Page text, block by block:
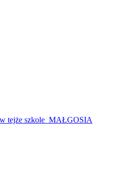
w tejże szkole MAŁGOSIA